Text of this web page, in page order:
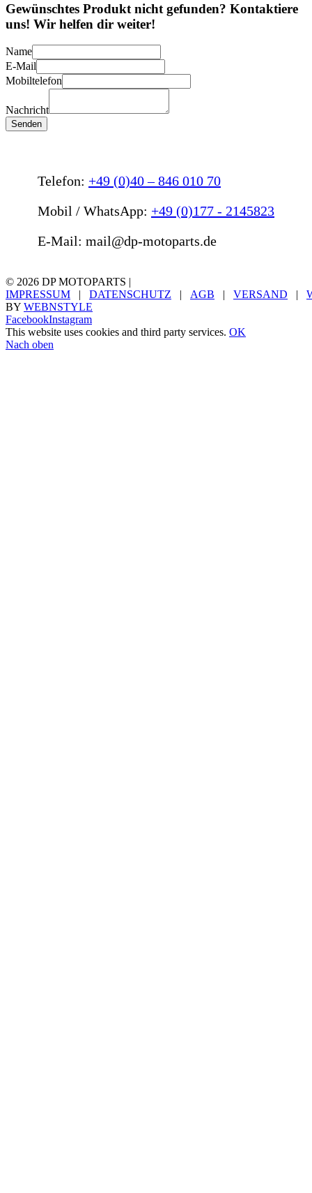
Gewünschtes Produkt nicht gefunden? Kontaktiere
uns! Wir helfen dir weiter!
Name
E-Mail
Mobiltelefon
Nachricht
Senden
Telefon: +49 (0)40 – 846 010 70
Mobil / WhatsApp: +49 (0)177 - 2145823
E-Mail: mail@dp-motoparts.de
© 2026 DP MOTOPARTS |
IMPRESSUM | DATENSCHUTZ | AGB | VERSAND |
BY WEBNSTYLE
FacebookInstagram
This website uses cookies and third party services. OK
Nach oben